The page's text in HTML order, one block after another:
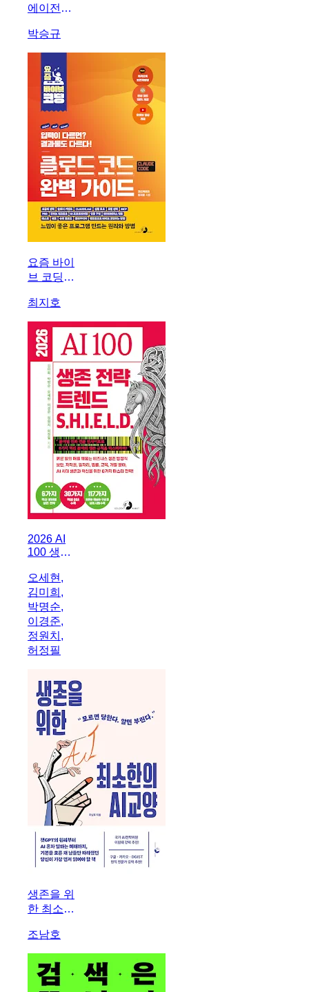
에이전트
LLM
MCP
LangChain
A2A
LangGraph
박승규
요즘 바이
브 코딩
드 완벽
가이드
최지호
2026 AI
100 생존
드 쉴드
(SHIELD)
오세현,
김미희,
박명순,
이경준,
정원치,
허정필
생존을 위
한 최소한
양
조남호